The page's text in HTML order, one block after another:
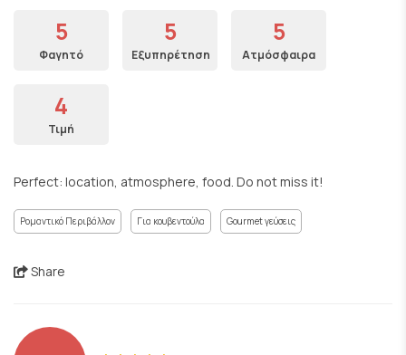
5
Φαγητό
5
Εξυπηρέτηση
5
Ατμόσφαιρα
4
Τιμή
Perfect: location, atmosphere, food. Do not miss it!
Ρομαντικό Περιβάλλον Για κουβεντούλα Gourmet γεύσεις
Share